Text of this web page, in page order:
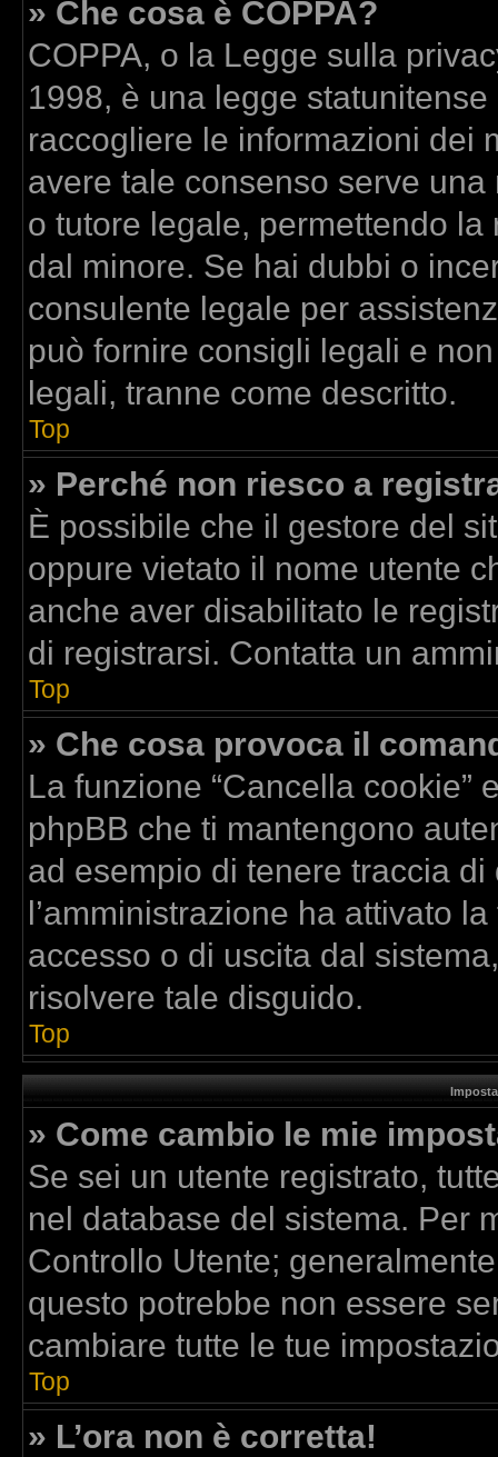
» Che cosa è COPPA?
COPPA, o la Legge sulla
1998, è una legge
raccogliere le informazioni dei
avere tale consenso serve
o tutore legale, permettendo
dal minore. Se hai dubbi o
consulente legale per
può fornire consigli legali e
legali, tranne come descritto.
Top
» Perché non riesco a
È possibile che il gestore del
oppure vietato il nome utente
anche aver disabilitato le
di registrarsi. Contatta un
Top
» Che cosa provoca il
La funzione “Cancella
phpBB che ti mantengono
ad esempio di tenere traccia
l’amministrazione ha attivato
accesso o di uscita dal
risolvere tale disguido.
Top
» Come cambio le mie
Se sei un utente registrato,
nel database del sistema. Per
Controllo Utente;
questo potrebbe non essere
cambiare tutte le tue
Top
» L’ora non è corretta!